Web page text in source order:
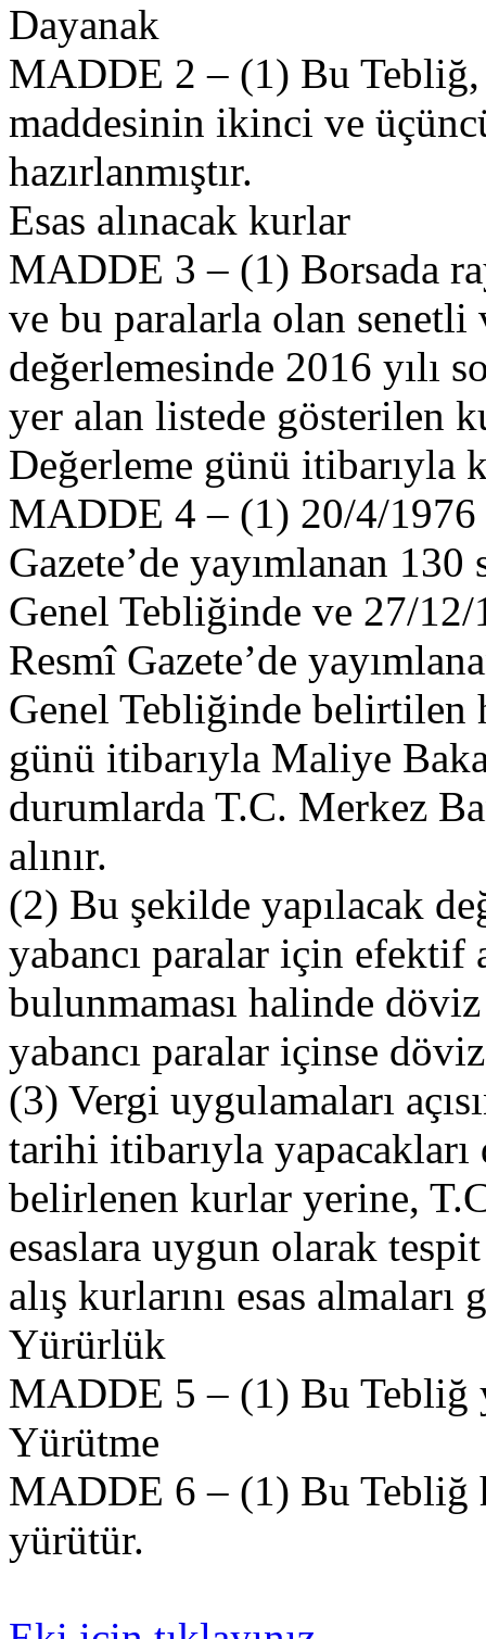
Dayanak
MADDE 2 – (1) Bu
maddesinin ikinci ve
hazırlanmıştır.
Esas alınacak kurlar
MADDE 3 – (1) Borsada
ve bu paralarla olan senetli
değerlemesinde 2016 yılı
yer alan listede gösterilen
Değerleme günü itibarıyla
MADDE 4 – (1) 20/4/1976
Gazete’de yayımlanan
Genel Tebliğinde ve 27/
Resmî Gazete’de
Genel Tebliğinde belirtilen
günü itibarıyla Maliye
durumlarda T.C. Merkez
alınır.
(2) Bu şekilde yapılacak
yabancı paralar için efektif
bulunmaması halinde
yabancı paralar içinse
(3) Vergi uygulamaları
tarihi itibarıyla yapacakları
belirlenen kurlar yerine,
esaslara uygun olarak
alış kurlarını esas almaları
Yürürlük
MADDE 5 – (1) Bu Tebliğ
Yürütme
MADDE 6 – (1) Bu Tebliğ
yürütür.